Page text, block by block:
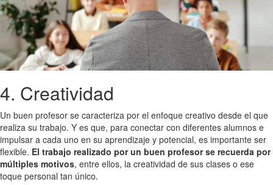
4. Creatividad
Un buen profesor se caracteriza por el enfoque creativo desde el que
realiza su trabajo. Y es que, para conectar con diferentes alumnos e
impulsar a cada uno en su aprendizaje y potencial, es importante ser
flexible. El trabajo realizado por un buen profesor se recuerda por
múltiples motivos, entre ellos, la creatividad de sus clases o ese
toque personal tan único.